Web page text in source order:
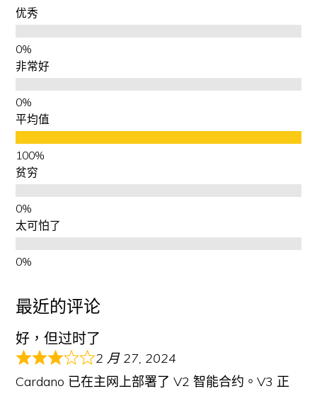
优秀
非常好
平均值
贫穷
太可怕了
最近的评论
好，但过时了
2 月 27, 2024
Cardano 已在主网上部署了 V2 智能合约。V3 正